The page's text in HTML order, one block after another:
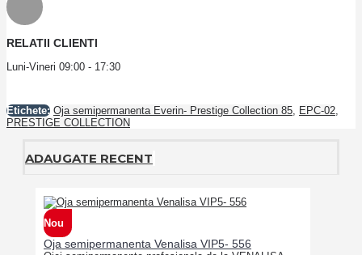
RELATII CLIENTI
Luni-Vineri 09:00 - 17:30
Etichete: Oja semipermanenta Everin- Prestige Collection 85 EPC-02
PRESTIGE COLLECTION
ADAUGATE RECENT
Nou
Oja semipermanenta Venalisa VIP5- 556